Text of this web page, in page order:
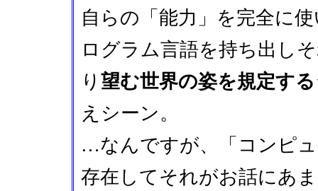
自らの「能力」を完全に
ログラム言語を持ち出し
り望む世界の姿を規定する
えシーン。
…なんですが、「コンピ
存在してそれがお話にあ